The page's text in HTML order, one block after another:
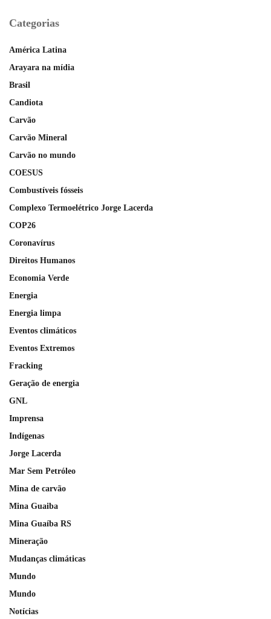
Categorias
América Latina
Arayara na mídia
Brasil
Candiota
Carvão
Carvão Mineral
Carvão no mundo
COESUS
Combustíveis fósseis
Complexo Termoelétrico Jorge Lacerda
COP26
Coronavírus
Direitos Humanos
Economia Verde
Energia
Energia limpa
Eventos climáticos
Eventos Extremos
Fracking
Geração de energia
GNL
Imprensa
Indígenas
Jorge Lacerda
Mar Sem Petróleo
Mina de carvão
Mina Guaiba
Mina Guaíba RS
Mineração
Mudanças climáticas
Mundo
Mundo
Notícias